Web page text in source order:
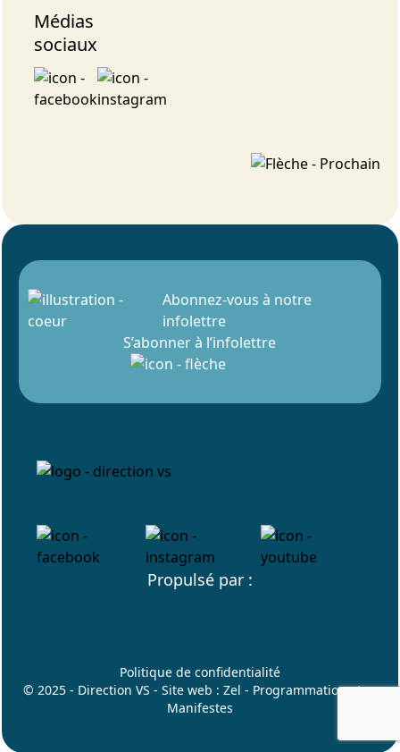
Médias
sociaux
Abonnez-vous à notre
infolettre
S’abonner à l’infolettre
Propulsé par :
Politique de confidentialité
© 2025 - Direction VS - Site web : Zel - Programmation :Les
Manifestes